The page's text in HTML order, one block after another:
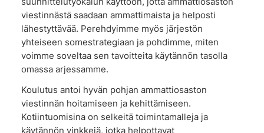
viestinnästä saadaan ammattimaista ja helposti
lähestyttävää. Perehdyimme myös järjestön
yhteiseen somestrategiaan ja pohdimme, miten
voimme soveltaa sen tavoitteita käytännön tasolla
omassa arjessamme.
Koulutus antoi hyvän pohjan ammattiosaston
viestinnän hoitamiseen ja kehittämiseen.
Kotiintuomisina on selkeitä toimintamalleja ja
käytännön vinkkejä, jotka helpottavat